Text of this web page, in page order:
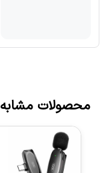
محصولات مشابه